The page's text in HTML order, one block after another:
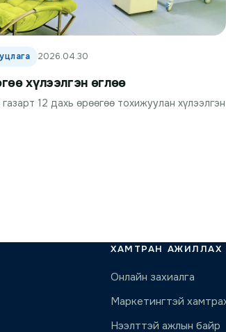
2026.04.30
хүлээлгэн өглөө
12 дахь өрөөгөө тохижуулан хүлээлгэн
ХАМТРАН АЖИЛЛАХ
Онлайн захиалга
Маркетингтэй
Нээлттэй ажлын байр